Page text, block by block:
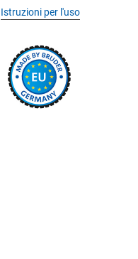
Istruzioni per l'uso